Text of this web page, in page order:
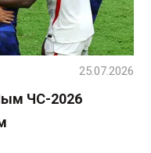
ЧС-2026
25.07.2026